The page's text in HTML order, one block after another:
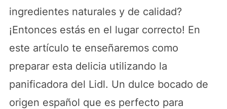
ingredientes naturales y de calidad?
¡Entonces estás en el lugar correcto! En
este artículo te enseñaremos como
preparar esta delicia utilizando la
panificadora del Lidl. Un dulce bocado de
origen español que es perfecto para